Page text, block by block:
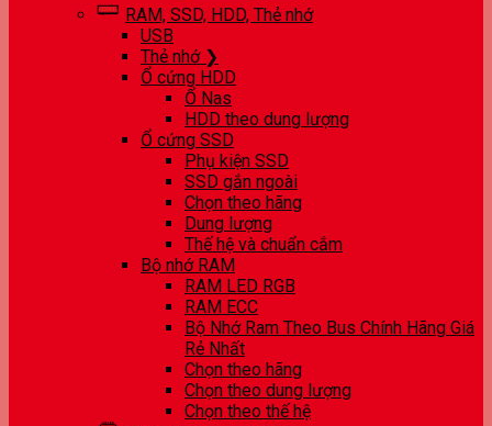
RAM, SSD, HDD, Thẻ nhớ
USB
Thẻ nhớ ❯
Ổ cứng HDD
Ổ Nas
HDD theo dung lượng
Ổ cứng SSD
Phụ kiện SSD
SSD gắn ngoài
Chọn theo hãng
Dung lượng
Thế hệ và chuẩn cắm
Bộ nhớ RAM
RAM LED RGB
RAM ECC
Bộ Nhớ Ram Theo Bus Chính Hãng Giá
Rẻ Nhất
Chọn theo hãng
Chọn theo dung lượng
Chọn theo thế hệ